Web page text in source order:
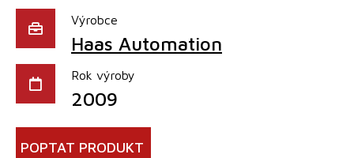
Výrobce
Haas Automation
Rok výroby
2009
POPTAT PRODUKT